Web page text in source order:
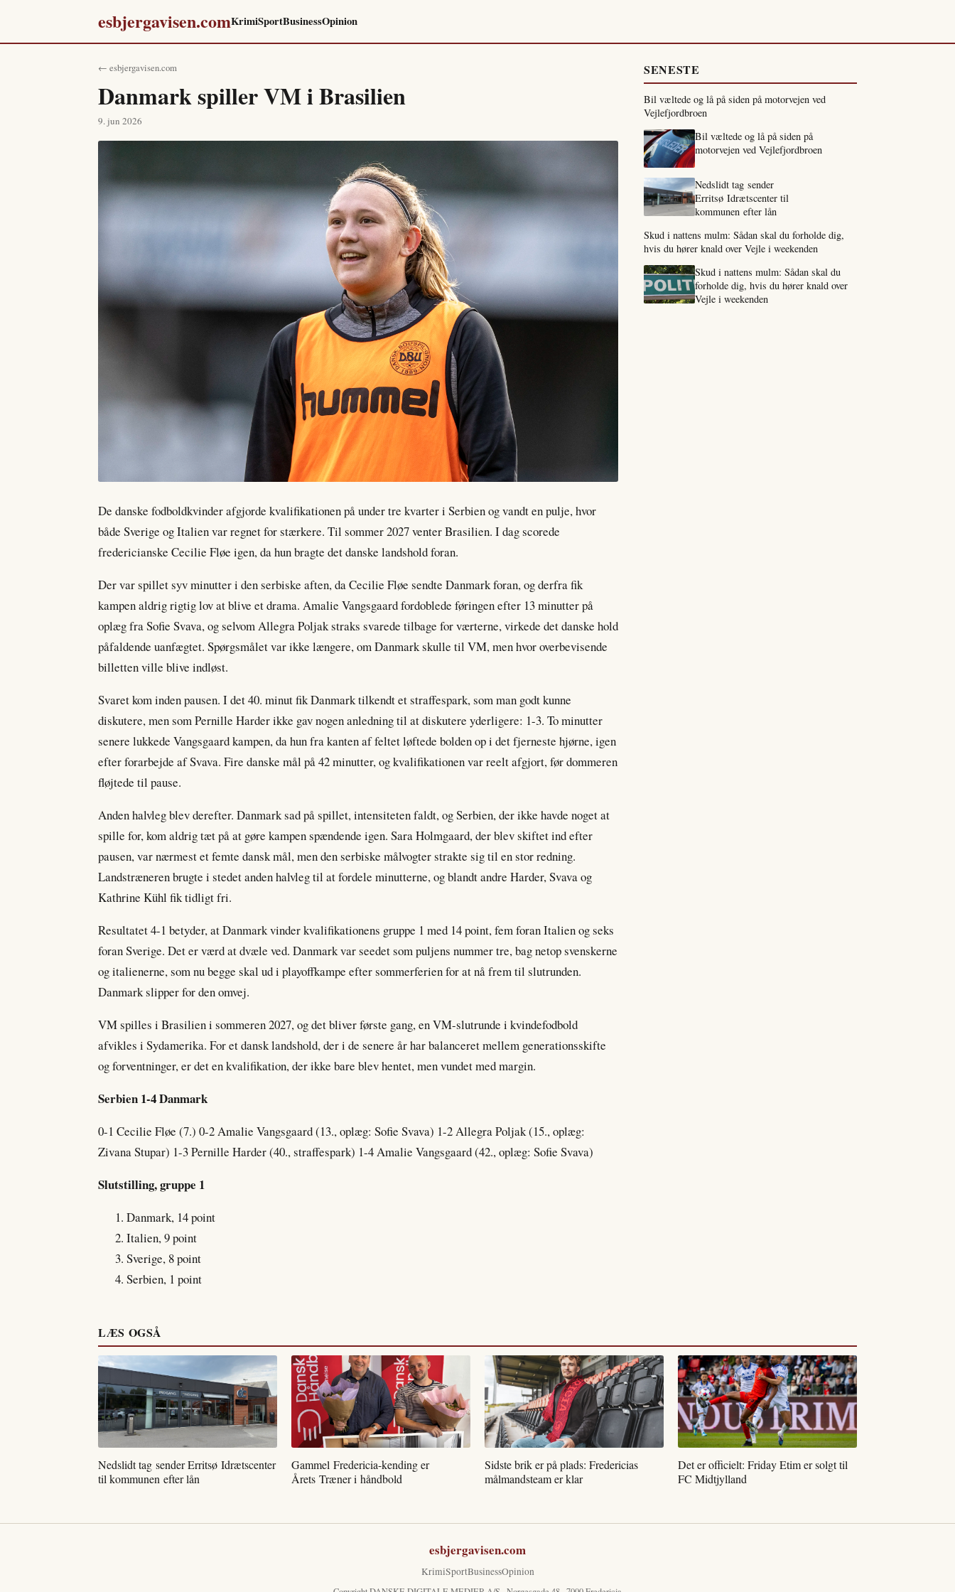
esbjergavisen.comKrimiSportBusinessOpinion
← esbjergavisen.com
Danmark spiller VM i Brasilien
9. jun 2026
De danske fodboldkvinder afgjorde kvalifikationen på under tre kvarter i Serbien og vandt en pulje, hvor
både Sverige og Italien var regnet for stærkere. Til sommer 2027 venter Brasilien. I dag scorede
fredericianske Cecilie Fløe igen, da hun bragte det danske landshold foran.
Der var spillet syv minutter i den serbiske aften, da Cecilie Fløe sendte Danmark foran, og derfra fik
kampen aldrig rigtig lov at blive et drama. Amalie Vangsgaard fordoblede føringen efter 13 minutter på
oplæg fra Sofie Svava, og selvom Allegra Poljak straks svarede tilbage for værterne, virkede det danske hold
påfaldende uanfægtet. Spørgsmålet var ikke længere, om Danmark skulle til VM, men hvor overbevisende
billetten ville blive indløst.
Svaret kom inden pausen. I det 40. minut fik Danmark tilkendt et straffespark, som man godt kunne
diskutere, men som Pernille Harder ikke gav nogen anledning til at diskutere yderligere: 1-3. To minutter
senere lukkede Vangsgaard kampen, da hun fra kanten af feltet løftede bolden op i det fjerneste hjørne, igen
efter forarbejde af Svava. Fire danske mål på 42 minutter, og kvalifikationen var reelt afgjort, før dommeren
fløjtede til pause.
Anden halvleg blev derefter. Danmark sad på spillet, intensiteten faldt, og Serbien, der ikke havde noget at
spille for, kom aldrig tæt på at gøre kampen spændende igen. Sara Holmgaard, der blev skiftet ind efter
pausen, var nærmest et femte dansk mål, men den serbiske målvogter strakte sig til en stor redning.
Landstræneren brugte i stedet anden halvleg til at fordele minutterne, og blandt andre Harder, Svava og
Kathrine Kühl fik tidligt fri.
Resultatet 4-1 betyder, at Danmark vinder kvalifikationens gruppe 1 med 14 point, fem foran Italien og seks
foran Sverige. Det er værd at dvæle ved. Danmark var seedet som puljens nummer tre, bag netop svenskerne
og italienerne, som nu begge skal ud i playoffkampe efter sommerferien for at nå frem til slutrunden.
Danmark slipper for den omvej.
VM spilles i Brasilien i sommeren 2027, og det bliver første gang, en VM-slutrunde i kvindefodbold
afvikles i Sydamerika. For et dansk landshold, der i de senere år har balanceret mellem generationsskifte
og forventninger, er det en kvalifikation, der ikke bare blev hentet, men vundet med margin.
Serbien 1-4 Danmark
0-1 Cecilie Fløe (7.) 0-2 Amalie Vangsgaard (13., oplæg: Sofie Svava) 1-2 Allegra Poljak (15., oplæg:
Zivana Stupar) 1-3 Pernille Harder (40., straffespark) 1-4 Amalie Vangsgaard (42., oplæg: Sofie Svava)
Slutstilling, gruppe 1
Danmark, 14 point
Italien, 9 point
Sverige, 8 point
Serbien, 1 point
SENESTE
Bil væltede og lå på siden på motorvejen ved
Vejlefjordbroen
Bil væltede og lå på siden på
motorvejen ved Vejlefjordbroen
Nedslidt tag sender
Erritsø Idrætscenter til
kommunen efter lån
Skud i nattens mulm: Sådan skal du forholde dig,
hvis du hører knald over Vejle i weekenden
Skud i nattens mulm: Sådan skal du
forholde dig, hvis du hører knald over
Vejle i weekenden
LÆS OGSÅ
Nedslidt tag sender Erritsø Idrætscenter
til kommunen efter lån
Gammel Fredericia-kending er
Årets Træner i håndbold
Sidste brik er på plads: Fredericias
målmandsteam er klar
Det er officielt: Friday Etim er solgt til
FC Midtjylland
esbjergavisen.com
KrimiSportBusinessOpinion